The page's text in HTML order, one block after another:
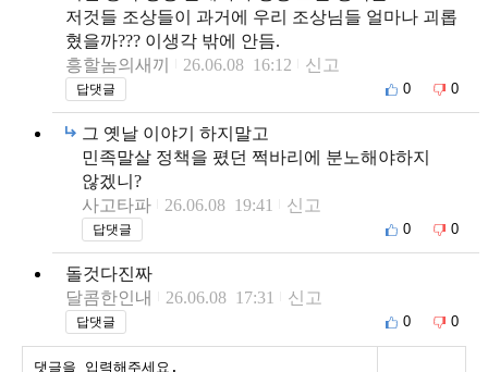
저것들 조상들이 과거에 우리 조상님들 얼마나 괴롭
혔을까??? 이생각 밖에 안듬.
흥할놈의새끼
26.06.08 16:12 신고
답댓글 0 0
그 옛날 이야기 하지말고
민족말살 정책을 폈던 쩍바리에 분노해야하지
않겠니?
사고타파
26.06.08 19:41 신고
답댓글 0 0
돌것다진짜
달콤한인내
26.06.08 17:31 신고
답댓글 0 0